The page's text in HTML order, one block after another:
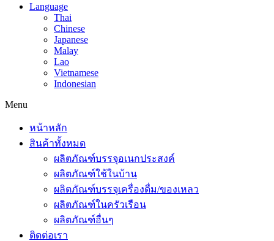
Language
Thai
Chinese
Japanese
Malay
Lao
Vietnamese
Indonesian
Menu
หน้าหลัก
สินค้าทั้งหมด
ผลิตภัณฑ์บรรจุอเนกประสงค์
ผลิตภัณฑ์ใช้ในบ้าน
ผลิตภัณฑ์บรรจุเครื่องดื่ม/ของเหลว
ผลิตภัณฑ์ในครัวเรือน
ผลิตภัณฑ์อื่นๆ
ติดต่อเรา